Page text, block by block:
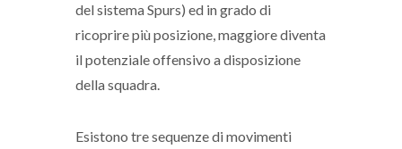
del sistema Spurs) ed in grado di
ricoprire più posizione, maggiore diventa
il potenziale offensivo a disposizione
della squadra.
Esistono tre sequenze di movimenti